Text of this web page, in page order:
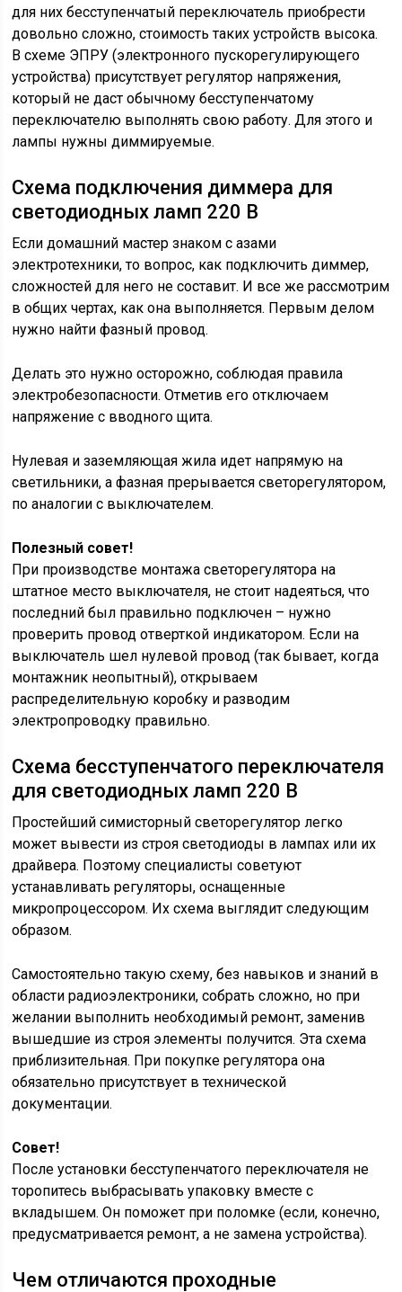
для них бесступенчатый переключатель приобрести
довольно сложно, стоимость таких устройств высока.
В схеме ЭПРУ (электронного пускорегулирующего
устройства) присутствует регулятор напряжения,
который не даст обычному бесступенчатому
переключателю выполнять свою работу. Для этого и
лампы нужны диммируемые.
Схема подключения диммера для
светодиодных ламп 220 В
Если домашний мастер знаком с азами
электротехники, то вопрос, как подключить диммер,
сложностей для него не составит. И все же рассмотрим
в общих чертах, как она выполняется. Первым делом
нужно найти фазный провод.
Делать это нужно осторожно, соблюдая правила
электробезопасности. Отметив его отключаем
напряжение с вводного щита.
Нулевая и заземляющая жила идет напрямую на
светильники, а фазная прерывается светорегулятором,
по аналогии с выключателем.
Полезный совет!
При производстве монтажа светорегулятора на
штатное место выключателя, не стоит надеяться, что
последний был правильно подключен – нужно
проверить провод отверткой индикатором. Если на
выключатель шел нулевой провод (так бывает, когда
монтажник неопытный), открываем
распределительную коробку и разводим
электропроводку правильно.
Схема бесступенчатого переключателя
для светодиодных ламп 220 В
Простейший симисторный светорегулятор легко
может вывести из строя светодиоды в лампах или их
драйвера. Поэтому специалисты советуют
устанавливать регуляторы, оснащенные
микропроцессором. Их схема выглядит следующим
образом.
Самостоятельно такую схему, без навыков и знаний в
области радиоэлектроники, собрать сложно, но при
желании выполнить необходимый ремонт, заменив
вышедшие из строя элементы получится. Эта схема
приблизительная. При покупке регулятора она
обязательно присутствует в технической
документации.
Совет!
После установки бесступенчатого переключателя не
торопитесь выбрасывать упаковку вместе с
вкладышем. Он поможет при поломке (если, конечно,
предусматривается ремонт, а не замена устройства).
Чем отличаются проходные